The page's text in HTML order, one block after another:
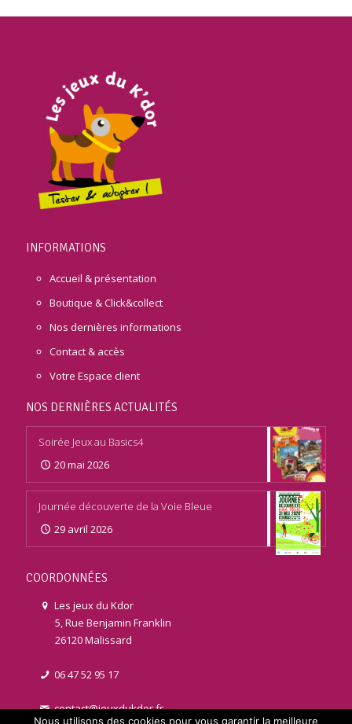
INFORMATIONS
Accueil & présentation
Boutique & Click&collect
Nos dernières informations
Contact & accès
Votre Espace client
NOS DERNIÈRES ACTUALITÉS
Soirée Jeux au Basics4
20 mai 2026
Journée découverte de la Voie Bleue
29 avril 2026
COORDONNÉES
Les jeux du Kdor
5, Rue Benjamin Franklin
26120 Malissard
06 47 52 95 17
contact@jeuxdukdor.fr
Nous utilisons des cookies pour vous garantir la meilleure